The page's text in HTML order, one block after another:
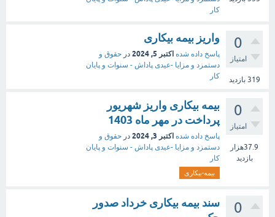
کار
0
امتیاز
319 بازدید
واریز بیمه بیکاری
پاسخ داده شده اکتبر 5, 2024 در حقوق و
دستمزد و مزایا -عیدی پاداش - سنوات و پایان
کار
0
امتیاز
37.9هزار
بازدید
بیمه بیکاری واریز شهریور
پرداخت در مهر ماه 1403
پاسخ داده شده اکتبر 3, 2024 در حقوق و
دستمزد و مزایا -عیدی پاداش - سنوات و پایان
کار
بیمه-بیکاری
0
سند بیمه بیکاری خرداد صدور